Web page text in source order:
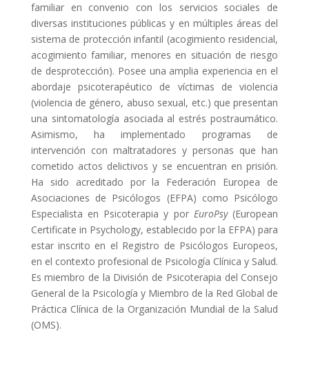
familiar en convenio con los servicios sociales de
diversas instituciones públicas y en múltiples áreas del
sistema de protección infantil (acogimiento residencial,
acogimiento familiar, menores en situación de riesgo
de desprotección). Posee una amplia experiencia en el
abordaje psicoterapéutico de víctimas de violencia
(violencia de género, abuso sexual, etc.) que presentan
una sintomatología asociada al estrés postraumático.
Asimismo, ha implementado programas de
intervención con maltratadores y personas que han
cometido actos delictivos y se encuentran en prisión.
Ha sido acreditado por la Federación Europea de
Asociaciones de Psicólogos (EFPA) como Psicólogo
Especialista en Psicoterapia y por EuroPsy (European
Certificate in Psychology, establecido por la EFPA) para
estar inscrito en el Registro de Psicólogos Europeos,
en el contexto profesional de Psicología Clínica y Salud.
Es miembro de la División de Psicoterapia del Consejo
General de la Psicología y Miembro de la Red Global de
Práctica Clínica de la Organización Mundial de la Salud
(OMS).